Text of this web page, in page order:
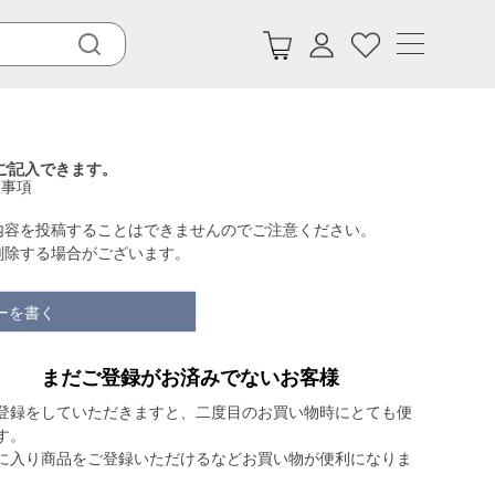
入できます。
項
を投稿することはできませんのでご注意ください。
する場合がございます。
を書く
まだご登録がお済みでないお客様
録をしていただきますと、二度目のお買い物時にとても便
。
入り商品をご登録いただけるなどお買い物が便利になりま